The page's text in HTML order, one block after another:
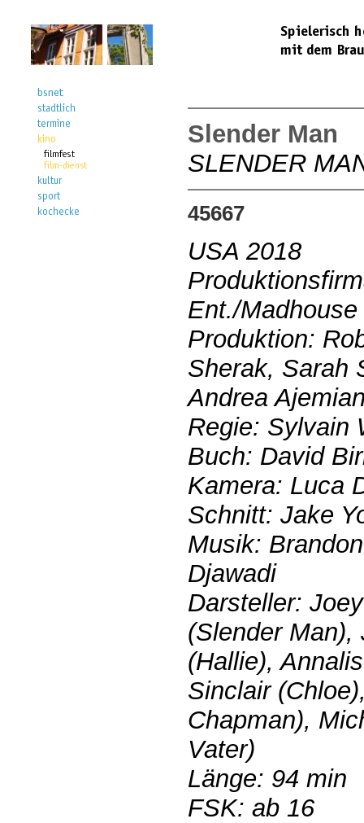
Slender Man
SLENDER
45667
USA 2018
Ent./
Produktion:
Sherak, Sarah
Andrea
Regie: Sylvain
Buch: David
Kamera: Luca
Schnitt: Jake
Musik:
Djawadi
Darsteller:
(Slender Man),
(Hallie),
Sinclair
Chapman),
Vater)
Länge: 94 min
FSK: ab 16